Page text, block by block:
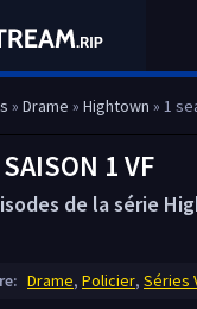
» Drame » Hightown » 1
1 VF
de la série
Drame, Policier, Séries